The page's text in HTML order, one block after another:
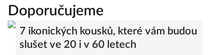
Doporučujeme
7 ikonických kousků, které vám budou
slušet ve 20 i v 60 letech